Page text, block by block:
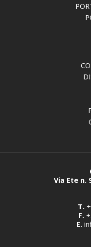
Via Ete n.
T.
F.
E.